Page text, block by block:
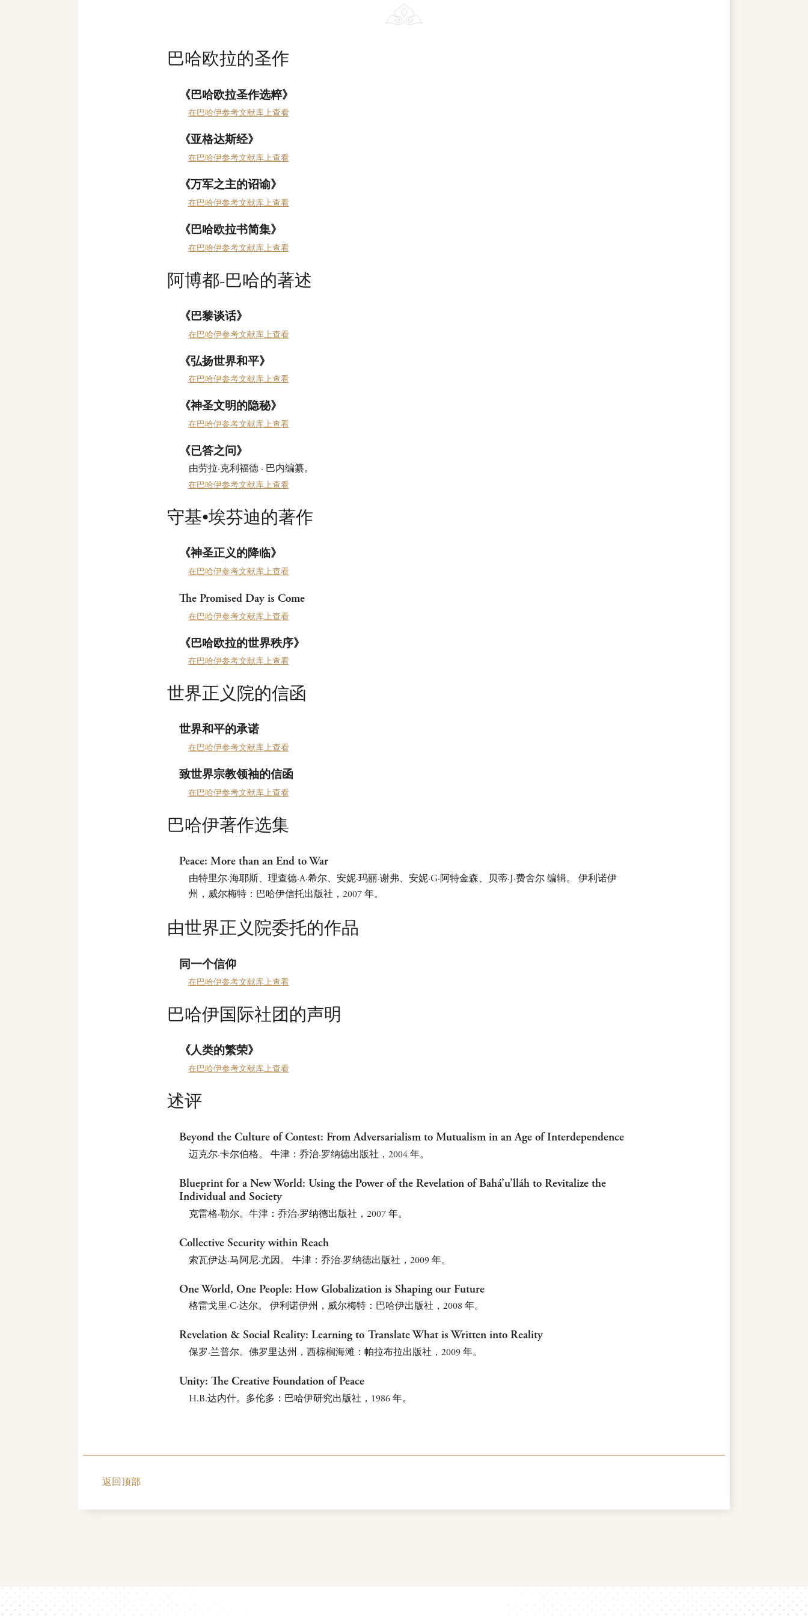
巴哈欧拉的圣作
《巴哈欧拉圣作选粹》
在巴哈伊参考文献库上查看
《亚格达斯经》
在巴哈伊参考文献库上查看
《万军之主的诏谕》
在巴哈伊参考文献库上查看
《巴哈欧拉书简集》
在巴哈伊参考文献库上查看
阿博都-巴哈的著述
《巴黎谈话》
在巴哈伊参考文献库上查看
《弘扬世界和平》
在巴哈伊参考文献库上查看
《神圣文明的隐秘》
在巴哈伊参考文献库上查看
《已答之问》
由劳拉·克利福德 · 巴内编纂。
在巴哈伊参考文献库上查看
守基•埃芬迪的著作
《神圣正义的降临》
在巴哈伊参考文献库上查看
The Promised Day is Come
在巴哈伊参考文献库上查看
《巴哈欧拉的世界秩序》
在巴哈伊参考文献库上查看
世界正义院的信函
世界和平的承诺
在巴哈伊参考文献库上查看
致世界宗教领袖的信函
在巴哈伊参考文献库上查看
巴哈伊著作选集
Peace: More than an End to War
由特里尔·海耶斯、理查德·A·希尔、安妮·玛丽·谢弗、安妮·G·阿特金森、贝蒂·J·费舍尔 编辑。 伊利诺伊
州，威尔梅特：巴哈伊信托出版社，2007 年。
由世界正义院委托的作品
同一个信仰
在巴哈伊参考文献库上查看
巴哈伊国际社团的声明
《人类的繁荣》
在巴哈伊参考文献库上查看
述评
Beyond the Culture of Contest: From Adversarialism to Mutualism in an Age of Interdependence
迈克尔·卡尔伯格。 牛津：乔治·罗纳德出版社，2004 年。
Blueprint for a New World: Using the Power of the Revelation of Bahá’u’lláh to Revitalize the
Individual and Society
克雷格·勒尔。牛津：乔治·罗纳德出版社，2007 年。
Collective Security within Reach
索瓦伊达·马阿尼·尤因。 牛津：乔治·罗纳德出版社，2009 年。
One World, One People: How Globalization is Shaping our Future
格雷戈里·C·达尔。 伊利诺伊州，威尔梅特：巴哈伊出版社，2008 年。
Revelation & Social Reality: Learning to Translate What is Written into Reality
保罗·兰普尔。佛罗里达州，西棕榈海滩：帕拉布拉出版社，2009 年。
Unity: The Creative Foundation of Peace
H.B.达内什。多伦多：巴哈伊研究出版社，1986 年。
返回顶部